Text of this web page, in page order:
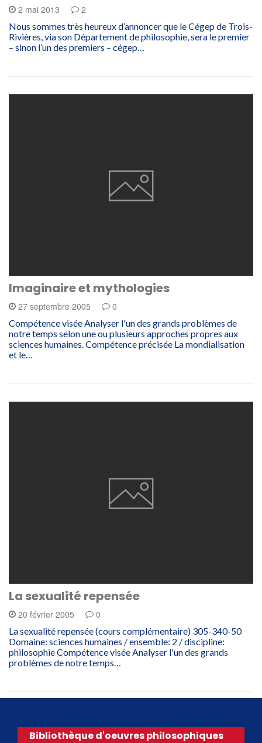
2 mai 2013 2
Nous sommes très heureux d’annoncer que le Cégep de Trois-
Rivières, via son Département de philosophie, sera le premier
– sinon l’un des premiers – cégep…
Imaginaire et mythologies
27 septembre 2005 0
Compétence visée Analyser l'un des grands problèmes de
notre temps selon une ou plusieurs approches propres aux
sciences humaines. Compétence précisée La mondialisation
et le…
La sexualité repensée
20 février 2005 0
La sexualité repensée (cours complémentaire) 305-340-50
Domaine: sciences humaines / ensemble: 2 / discipline:
philosophie Compétence visée Analyser l'un des grands
problèmes de notre temps…
Bibliothèque d'oeuvres philosophiques